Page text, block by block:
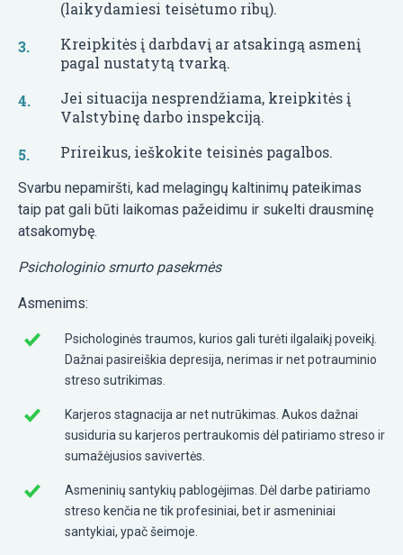
(laikydamiesi teisėtumo ribų).
Kreipkitės į darbdavį ar atsakingą asmenį
pagal nustatytą tvarką.
Jei situacija nesprendžiama, kreipkitės į
Valstybinę darbo inspekciją.
Prireikus, ieškokite teisinės pagalbos.
Svarbu nepamiršti, kad melagingų kaltinimų pateikimas
taip pat gali būti laikomas pažeidimu ir sukelti drausminę
atsakomybę.
Psichologinio smurto pasekmės
Asmenims:
Psichologinės traumos, kurios gali turėti ilgalaikį poveikį.
Dažnai pasireiškia depresija, nerimas ir net potrauminio
streso sutrikimas.
Karjeros stagnacija ar net nutrūkimas. Aukos dažnai
susiduria su karjeros pertraukomis dėl patiriamo streso ir
sumažėjusios savivertės.
Asmeninių santykių pablogėjimas. Dėl darbe patiriamo
streso kenčia ne tik profesiniai, bet ir asmeniniai
santykiai, ypač šeimoje.